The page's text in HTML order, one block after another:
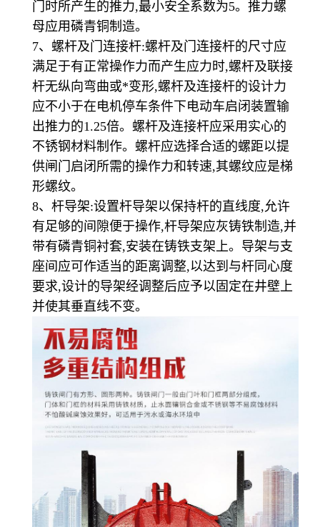
门时所产生的推力,最小安全系数为5。推力螺
母应用磷青铜制造。
7、螺杆及门连接杆:螺杆及门连接杆的尺寸应
满足于有正常操作力而产生应力时,螺杆及联接
杆无纵向弯曲或*变形,螺杆及连接杆的设计力
应不小于在电机停车条件下电动车启闭装置输
出推力的1.25倍。螺杆及连接杆应采用实心的
不锈钢材料制作。螺杆应选择合适的螺距以提
供闸门启闭所需的操作力和转速,其螺纹应是梯
形螺纹。
8、杆导架:设置杆导架以保持杆的直线度,允许
有足够的间隙便于操作,杆导架应灰铸铁制造,并
带有磷青铜衬套,安装在铸铁支架上。导架与支
座间应可作适当的距离调整,以达到与杆同心度
要求,设计的导架经调整后应予以固定在井壁上
并使其垂直线不变。